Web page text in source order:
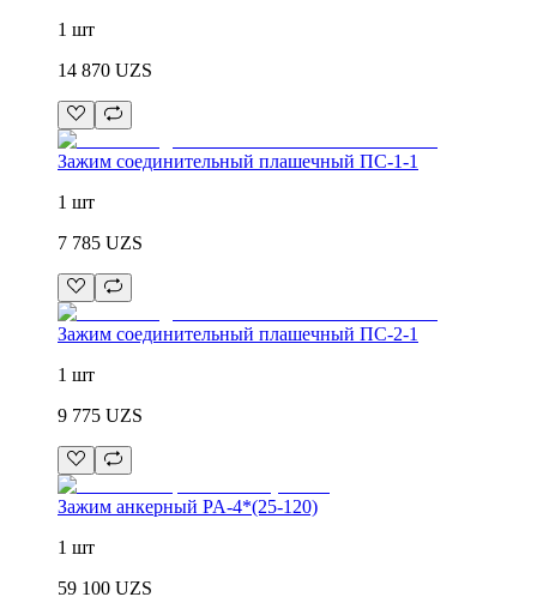
1 шт
14 870 UZS
Зажим соединительный плашечный ПС-1-1
1 шт
7 785 UZS
Зажим соединительный плашечный ПС-2-1
1 шт
9 775 UZS
Зажим анкерный PA-4*(25-120)
1 шт
59 100 UZS